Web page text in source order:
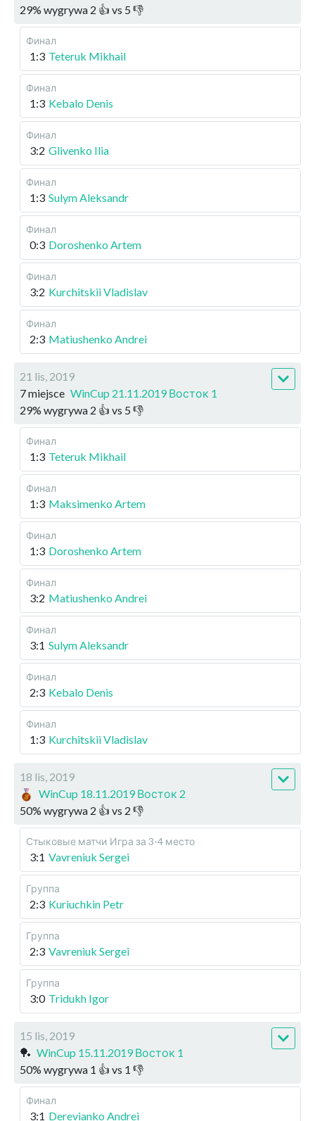
29% wygrywa 2 👍 vs 5 👎
Финал
1:3 Teteruk Mikhail
Финал
1:3 Kebalo Denis
Финал
3:2 Glivenko Ilia
Финал
1:3 Sulym Aleksandr
Финал
0:3 Doroshenko Artem
Финал
3:2 Kurchitskii Vladislav
Финал
2:3 Matiushenko Andrei
21 lis, 2019
7 miejsce WinCup 21.11.2019 Восток 1
29% wygrywa 2 👍 vs 5 👎
Финал
1:3 Teteruk Mikhail
Финал
1:3 Maksimenko Artem
Финал
1:3 Doroshenko Artem
Финал
3:2 Matiushenko Andrei
Финал
3:1 Sulym Aleksandr
Финал
2:3 Kebalo Denis
Финал
1:3 Kurchitskii Vladislav
18 lis, 2019
WinCup 18.11.2019 Восток 2
50% wygrywa 2 👍 vs 2 👎
Стыковые матчи Игра за 3-4 место
3:1 Vavreniuk Sergei
Группа
2:3 Kuriuchkin Petr
Группа
2:3 Vavreniuk Sergei
Группа
3:0 Tridukh Igor
15 lis, 2019
🏓 WinCup 15.11.2019 Восток 1
50% wygrywa 1 👍 vs 1 👎
Финал
3:1 Derevianko Andrei